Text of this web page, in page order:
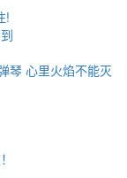
!
琴 心里火焰不能灭